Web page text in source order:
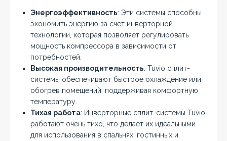
Энергоэффективность: Эти системы способны
экономить энергию за счет инверторной
технологии, которая позволяет регулировать
мощность компрессора в зависимости от
потребностей.
Высокая производительность: Tuvio сплит-
системы обеспечивают быстрое охлаждение или
обогрев помещений, поддерживая комфортную
температуру.
Тихая работа: Инверторные сплит-системы Tuvio
работают очень тихо, что делает их идеальными
для использования в спальнях, гостинных и